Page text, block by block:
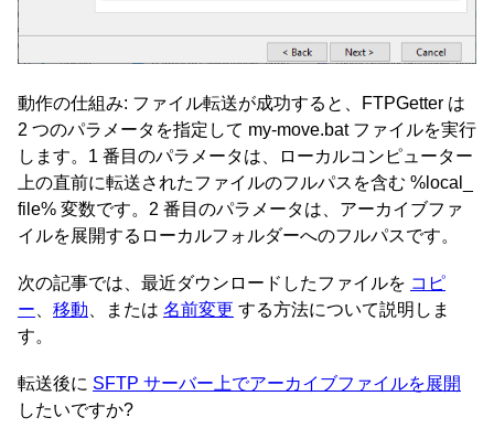
動作の仕組み: ファイル転送が成功すると、FTPGetter は
2 つのパラメータを指定して my-move.bat ファイルを実行
します。1 番目のパラメータは、ローカルコンピューター
上の直前に転送されたファイルのフルパスを含む %local_
file% 変数です。2 番目のパラメータは、アーカイブファ
イルを展開するローカルフォルダーへのフルパスです。
次の記事では、最近ダウンロードしたファイルを コピ
ー
移動 、または 名前変更 する方法について説明しま
す。
転送後に SFTP サーバー上でアーカイブファイルを展開
したいですか?